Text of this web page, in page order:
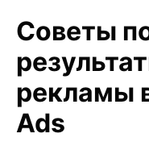
Советы
рекламы
Ads